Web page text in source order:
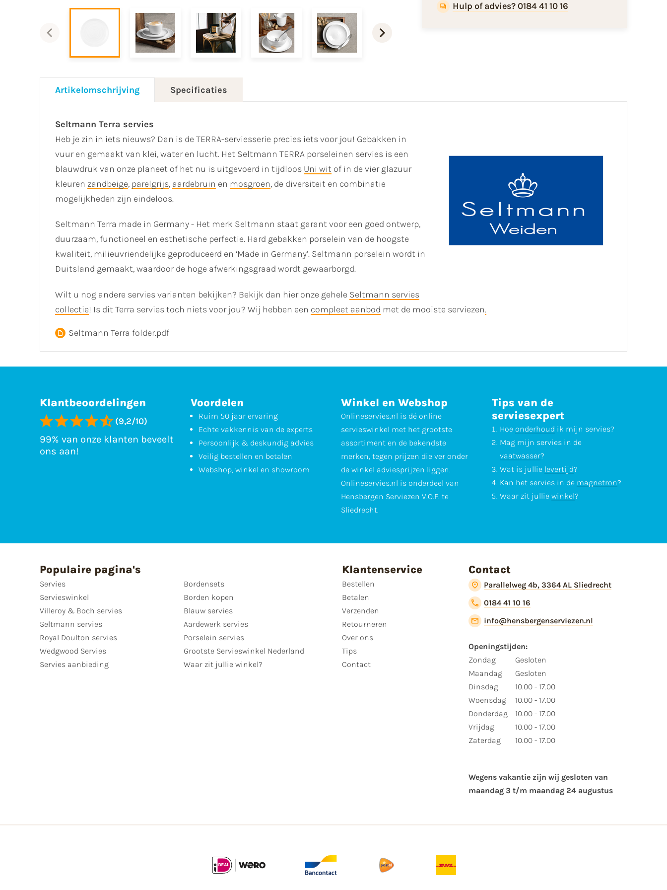
Hulp of advies? 0184 41 10 16
Artikelomschrijving Specificaties
Seltmann Terra servies
Heb je zin in iets nieuws? Dan is de TERRA-serviesserie precies iets voor jou! Gebakken in
vuur en gemaakt van klei, water en lucht. Het Seltmann TERRA porseleinen servies is een
blauwdruk van onze planeet of het nu is uitgevoerd in tijdloos Uni wit of in de vier glazuur
kleuren zandbeige, parelgrijs, aardebruin en mosgroen, de diversiteit en combinatie
mogelijkheden zijn eindeloos.
Seltmann Terra made in Germany - Het merk Seltmann staat garant voor een goed ontwerp,
duurzaam, functioneel en esthetische perfectie. Hard gebakken porselein van de hoogste
kwaliteit, milieuvriendelijke geproduceerd en ‘Made in Germany’. Seltmann porselein wordt in
Duitsland gemaakt, waardoor de hoge afwerkingsgraad wordt gewaarborgd.
Wilt u nog andere servies varianten bekijken? Bekijk dan hier onze gehele Seltmann servies
collectie! Is dit Terra servies toch niets voor jou? Wij hebben een compleet aanbod met de mooiste serviezen.
Seltmann Terra folder.pdf
Klantbeoordelingen
(9,2/10)
99% van onze klanten beveelt
ons aan!
Voordelen
Ruim 50 jaar ervaring
Echte vakkennis van de experts
Persoonlijk & deskundig advies
Veilig bestellen en betalen
Webshop, winkel en showroom
Winkel en Webshop
Onlineservies.nl is dé online
servieswinkel met het grootste
assortiment en de bekendste
merken, tegen prijzen die ver onder
de winkel adviesprijzen liggen.
Onlineservies.nl is onderdeel van
Hensbergen Serviezen V.O.F. te
Sliedrecht.
Tips van de
serviesexpert
Hoe onderhoud ik mijn servies?
Mag mijn servies in de
vaatwasser?
Wat is jullie levertijd?
Kan het servies in de magnetron?
Waar zit jullie winkel?
Populaire pagina's
Servies
Servieswinkel
Villeroy & Boch servies
Seltmann servies
Royal Doulton servies
Wedgwood Servies
Servies aanbieding
Bordensets
Borden kopen
Blauw servies
Aardewerk servies
Porselein servies
Grootste Servieswinkel Nederland
Waar zit jullie winkel?
Klantenservice
Bestellen
Betalen
Verzenden
Retourneren
Over ons
Tips
Contact
Contact
Parallelweg 4b, 3364 AL Sliedrecht
0184 41 10 16
info@hensbergenserviezen.nl
Openingstijden:
Zondag
Maandag
Dinsdag
Woensdag
Donderdag
Vrijdag
Zaterdag
Gesloten
Gesloten
10.00 - 17.00
10.00 - 17.00
10.00 - 17.00
10.00 - 17.00
10.00 - 17.00
Wegens vakantie zijn wij gesloten van ​
maandag 3 t/m maandag 24 augustus